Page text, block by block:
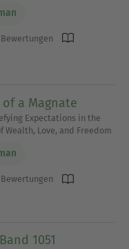
Bewertungen
a Magnate
Expectations in the
Wealth, Love, and Freedom
Bewertungen
1051